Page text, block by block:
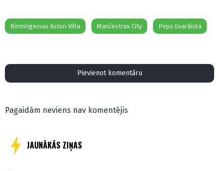
Birmingemas Aston Villa Mančestras City Peps Gvardiola
Pievienot komentāru
Pagaidām neviens nav komentējis
JAUNĀKĀS ZIŅAS